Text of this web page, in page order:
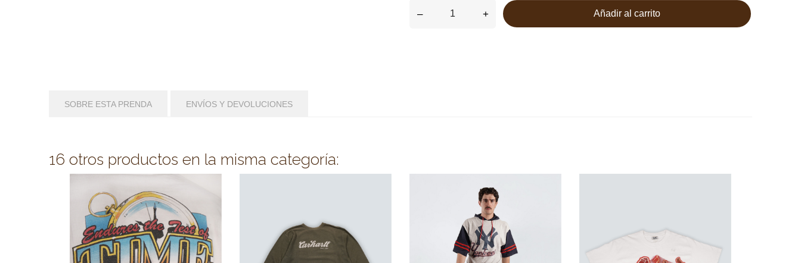
– + Añadir al carrito
SOBRE ESTA PRENDA ENVÍOS Y DEVOLUCIONES
16 otros productos en la misma categoría: